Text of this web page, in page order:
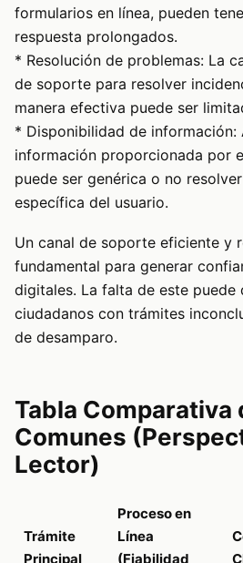
formularios en línea, pueden
respuesta prolongados.
* Resolución de problemas: La
de soporte para resolver
manera efectiva puede ser
* Disponibilidad de información:
información proporcionada por
puede ser genérica o no
específica del usuario.
Un canal de soporte eficiente y
fundamental para generar
digitales. La falta de este puede
ciudadanos con trámites
de desamparo.
Tabla Comparativa
Comunes
Lector)
Trámite
Principal
Proceso en
Línea
(Fiabilidad